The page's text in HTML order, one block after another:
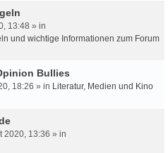
13:48 » in
und wichtige Informationen zum Forum
Bullies
18:26 » in Literatur, Medien und Kino
2020, 13:36 » in